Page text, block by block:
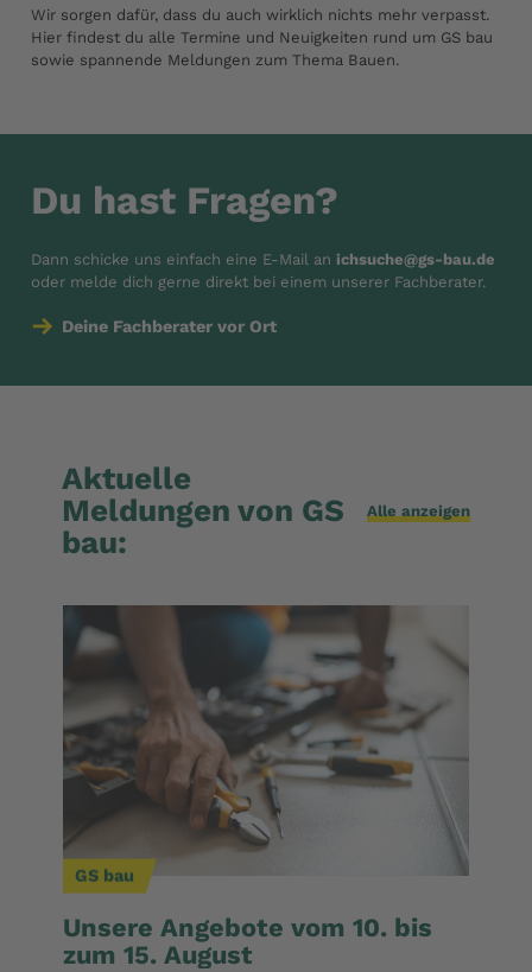
Wir sorgen dafür, dass du auch wirklich nichts mehr verpasst.
Hier findest du alle Termine und Neuigkeiten rund um GS bau
sowie spannende Meldungen zum Thema Bauen.
Du hast Fragen?
Dann schicke uns einfach eine E-Mail anichsuche@gs-bau.de
oder melde dich gerne direkt bei einem unserer Fachberater.
Deine Fachberater vor Ort
Aktuelle
Meldungen von GS
bau:
Alle anzeigen
GS bau
Unsere Angebote vom 10. bis
zum 15. August